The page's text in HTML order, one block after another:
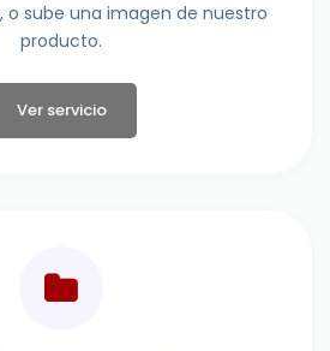
o sube una imagen de nuestro
producto.
Ver servicio